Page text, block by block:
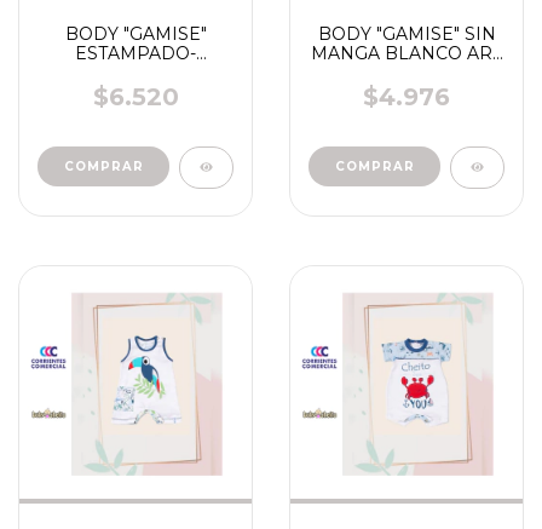
BODY "GAMISE"
ESTAMPADO-
CORTA VARON NENA
ART 32- 52 - 7851 -
5050 -155
$6.520
COMPRAR
BODY "GAMISE" SIN
MANGA BLANCO ART
$4.976
COMPRAR